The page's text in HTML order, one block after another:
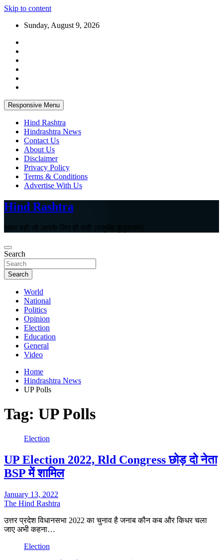
Skip to content
Sunday, August 9, 2026
Responsive Menu
Hind Rashtra
Hindrashtra News
Contact Us
About Us
Disclaimer
Privacy Policy
Terms & Conditions
Advertise With Us
Hind Rashtra
खबर वही जो आपके लिए हो सही (वसुधैव कुटुंबकम)
Search
Search
World
National
Politics
Opinion
Election
Education
General
Video
Home
Hindrashtra News
UP Polls
Tag: UP Polls
Election
UP Election 2022, Rld Congress छोड़ दो नेता
BSP में शामिल
January 13, 2022
The Hind Rashtra
उत्तर प्रदेश विधानसभा 2022 का चुनाव है जनाब कौन कब और किधर चला
जाए अभी कहना…
Election